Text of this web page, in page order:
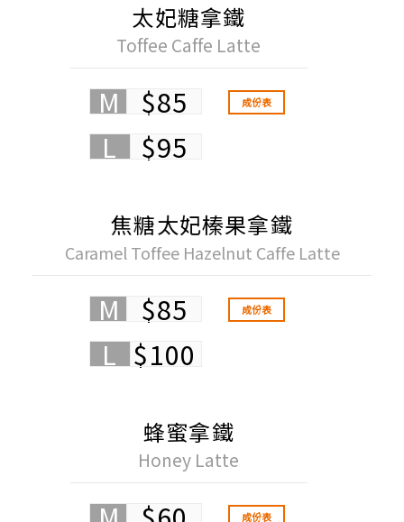
太妃糖拿鐵
Toffee Caffe Latte
M $85
$95
L
成份表
焦糖太妃榛果拿鐵
Caramel Toffee Hazelnut Caffe Latte
M $85
$100
L
成份表
蜂蜜拿鐵
Honey Latte
成份表